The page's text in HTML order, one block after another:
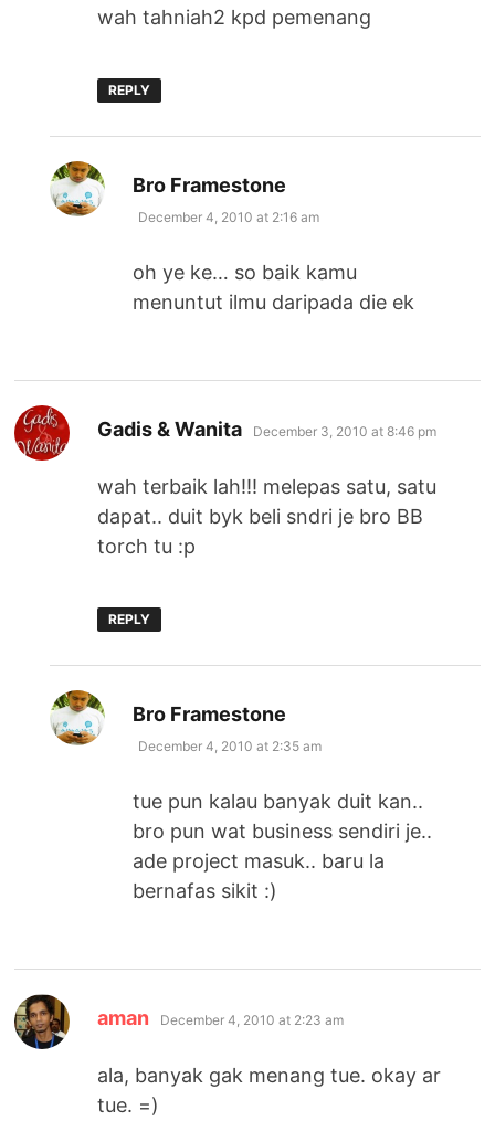
wah tahniah2 kpd pemenang
REPLY
Bro Framestone
December 4, 2010 at 2:16 am
oh ye ke… so baik kamu
menuntut ilmu daripada die ek
Gadis & Wanita says:
December 3, 2010 at 8:46 pm
wah terbaik lah!!! melepas satu, satu
dapat.. duit byk beli sndri je bro BB
torch tu :p
REPLY
Bro Framestone
December 4, 2010 at 2:35 am
tue pun kalau banyak duit kan..
bro pun wat business sendiri je..
ade project masuk.. baru la
bernafas sikit :)
aman says:
December 4, 2010 at 2:23 am
ala, banyak gak menang tue. okay ar
tue. =)